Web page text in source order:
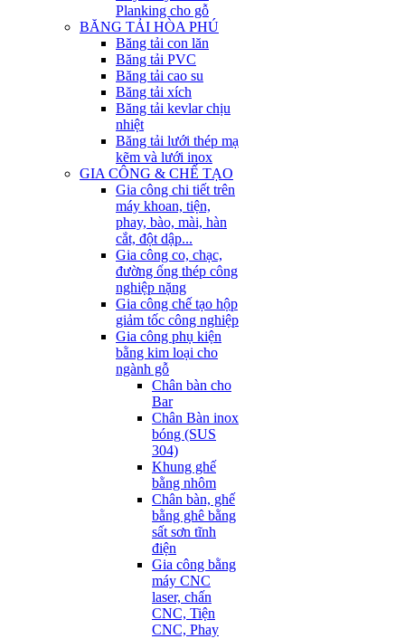
Planking cho gỗ
BĂNG TẢI HÒA PHÚ
Băng tải con lăn
Băng tải PVC
Băng tải cao su
Băng tải xích
Băng tải kevlar chịu
nhiệt
Băng tải lưới thép mạ
kẽm và lưới inox
GIA CÔNG & CHẾ TẠO
Gia công chi tiết trên
máy khoan, tiện,
phay, bào, mài, hàn
cắt, đột dập...
Gia công co, chạc,
đường ống thép công
nghiệp nặng
Gia công chế tạo hộp
giảm tốc công nghiệp
Gia công phụ kiện
bằng kim loại cho
ngành gỗ
Chân bàn cho
Bar
Chân Bàn inox
bóng (SUS
304)
Khung ghế
bằng nhôm
Chân bàn, ghế
bằng ghê bằng
sất sơn tĩnh
điện
Gia công bằng
máy CNC
laser, chấn
CNC, Tiện
CNC, Phay